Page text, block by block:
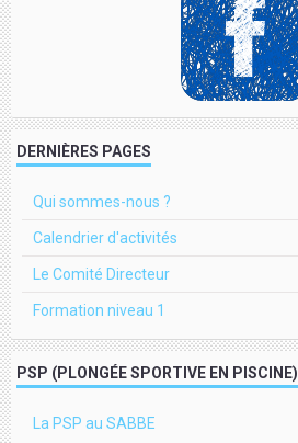
DERNIÈRES PAGES
Qui sommes-nous ?
Calendrier d'activités
Le Comité Directeur
Formation niveau 1
PSP (PLONGÉE SPORTIVE EN PISCINE)
La PSP au SABBE